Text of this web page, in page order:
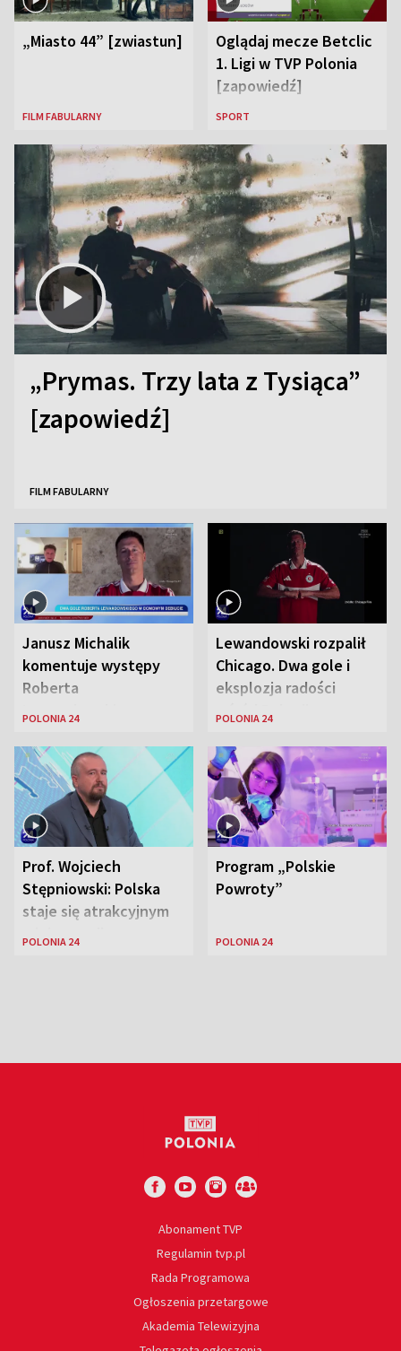
„Miasto 44” [zwiastun]
FILM FABULARNY
Oglądaj mecze Betclic
1. Ligi w TVP Polonia
[zapowiedź]
SPORT
„Prymas. Trzy lata z Tysiąca”
[zapowiedź]
FILM FABULARNY
Janusz Michalik
komentuje występy
Roberta
Lewandowskiego w
Zjednoczonych
POLONIA 24
Lewandowski rozpalił
Chicago. Dwa gole i
eksplozja radości
wśród Polonii
POLONIA 24
Prof. Wojciech
Stępniowski: Polska
staje się atrakcyjnym
miejscem dla
POLONIA 24
Program „Polskie
Powroty”
POLONIA 24
Abonament TVP
Regulamin tvp.pl
Rada Programowa
Ogłoszenia przetargowe
Akademia Telewizyjna